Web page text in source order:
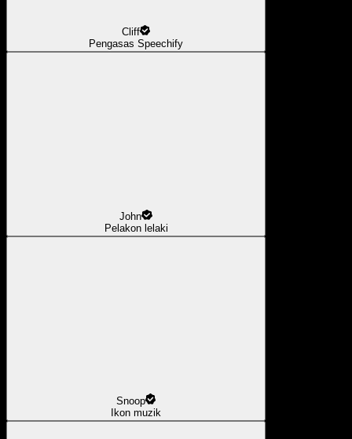
Cliff
Pengasas Speechify
John
Pelakon lelaki
Snoop
Ikon muzik